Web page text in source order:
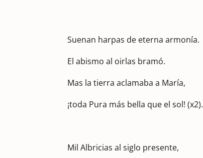
Suenan harpas de eterna armonía.
El abismo al oirlas bramó.
Mas la tierra aclamaba a María,
¡toda Pura más bella que el sol! (x2).
Mil Albricias al siglo presente,